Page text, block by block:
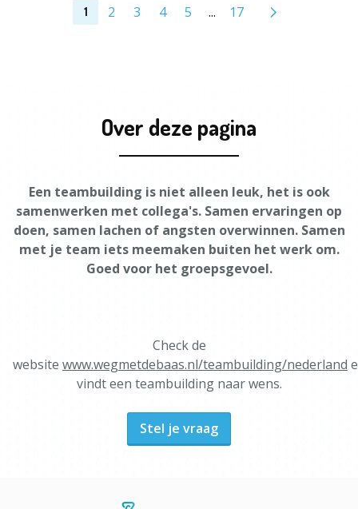
1 2 3 4 5 ... 17
Over deze pagina
Een teambuilding is niet alleen leuk, het is ook
samenwerken met collega's. Samen ervaringen op
doen, samen lachen of angsten overwinnen. Samen
met je team iets meemaken buiten het werk om.
Goed voor het groepsgevoel.
Check de
website www.wegmetdebaas.nl/teambuilding/nederland
vindt een teambuilding naar wens.
Stel je vraag